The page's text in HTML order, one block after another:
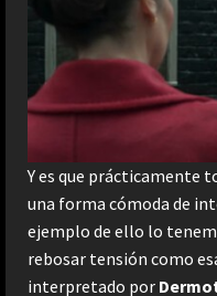
Y es que prácticamente
una forma cómoda de
ejemplo de ello lo
rebosar tensión como
interpretado por